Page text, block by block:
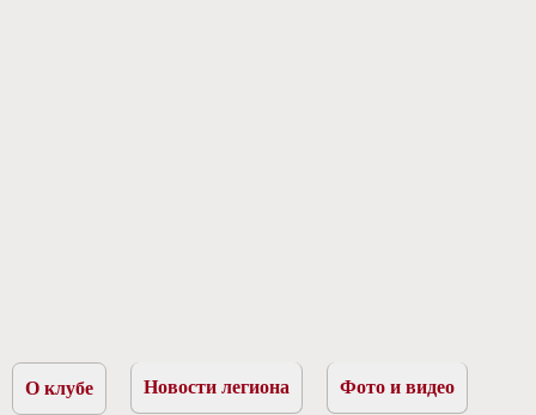
О клубе Новости легиона Фото и видео